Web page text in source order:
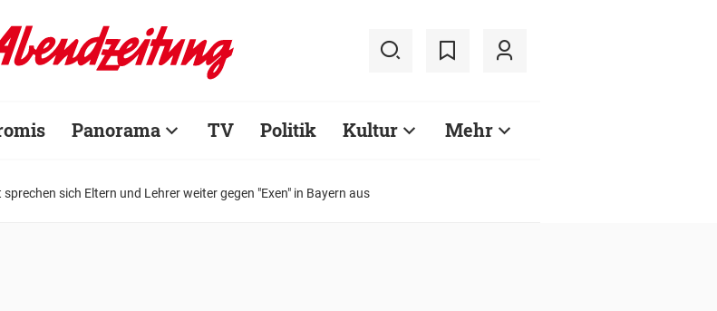
Panorama TV Politik Kultur Mehr
sich Eltern und Lehrer weiter gegen "Exen" in Bayern aus